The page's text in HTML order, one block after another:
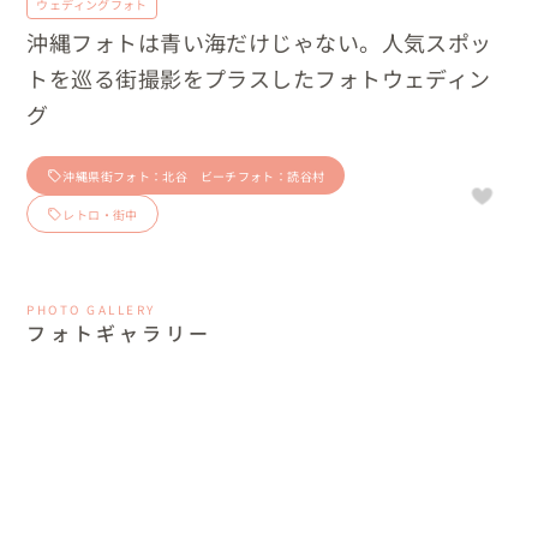
沖縄フォトは青い海だけじゃない。人気スポッ
トを巡る街撮影をプラスしたフォトウェディン
グ
沖縄県街フォト：北谷 ビーチフォト：読谷村
レトロ・街中
PHOTO GALLERY
フォトギャラリー